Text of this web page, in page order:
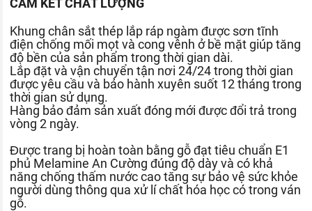
CAM KẾT CHẤT LƯỢNG
Khung chân sắt thép lắp ráp ngàm được sơn tĩnh
điện chống mối mọt và cong vênh ở bề mặt giúp tăng
độ bền của sản phẩm trong thời gian dài.
Lắp đặt và vận chuyển tận nơi 24/24 trong thời gian
được yêu cầu và bảo hành xuyên suốt 12 tháng trong
thời gian sử dụng.
Hàng bảo đảm sản xuất đóng mới được đổi trả trong
vòng 2 ngày.
Được trang bị hoàn toàn bằng gỗ đạt tiêu chuẩn E1
phủ Melamine An Cường đúng độ dày và có khả
năng chống thấm nước cao tăng sự bảo vệ sức khỏe
người dùng thông qua xử lí chất hóa học có trong ván
gỗ.